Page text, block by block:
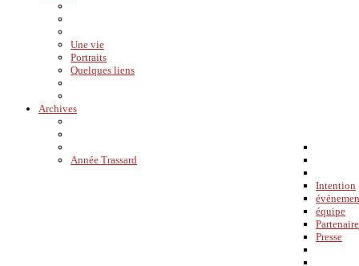
Une vie
Portraits
Quelques liens
Archives
Année Trassard
Intention
équipe
Presse